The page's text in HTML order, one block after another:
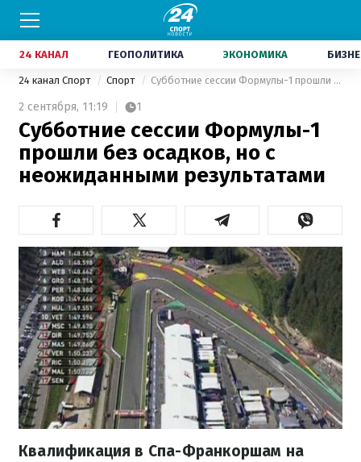
24 КАНАЛ ГЕОПОЛИТИКА ЭКОНОМИКА
24 канал Спорт Спорт Субботние сессии Формулы-1 прошли без осадков, но с неожиданными результатами
2 сентября, 11:19 1
Субботние сессии Формулы-1
прошли без осадков, но с
неожиданными результатами
Квалификация в Спа-Франкоршам на